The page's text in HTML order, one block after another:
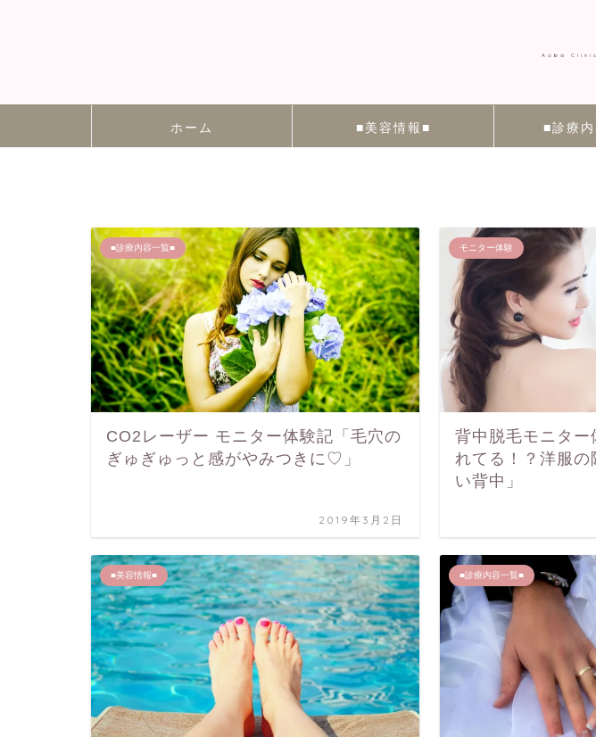
Aoba
ホーム ■美容情報■ ■診療
■診療内容一覧■
CO2レーザー モニター体験記「毛穴の
ぎゅぎゅっと感がやみつきに♡」
2019年3月2日
モニター体験
背中脱毛モニター
れてる！？洋服の
い背中」
■美容情報■ ■診療内容一覧■